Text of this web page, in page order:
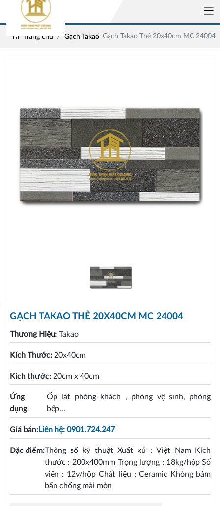
Trang chủ Gạch Takao Gạch Takao Thẻ 20x40cm MC 24004
GẠCH TAKAO THẺ 20X40CM MC 24004
Thương Hiệu: Takao
Kích Thước: 20x40cm
Kích thước: 20cm x 40cm
Ứng
dụng:
Ốp lát phòng khách , phòng vệ sinh, phòng
bếp...
Giá bán:Liên hệ: 0901.724.247
Đặc điểm:Thông số kỹ thuật Xuất xứ : Việt Nam Kích
thước : 200x400mm Trọng lượng : 18kg/hộp Số
viên : 12v/hộp Chất liệu : Ceramic Không bám
bẩn chống mài mòn